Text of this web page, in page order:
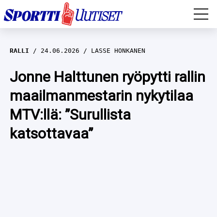
EM-YLEISURHEILU
JÄÄKIEKKO
YLEISURHEILU
WILMA HELTELÄ
TALVILAJIT
RALLI 24.06.2026 LASSE HONKANEN
Jonne Halttunen ryöpytti rallin
maailmanmestarin nykytilaa
MTV:llä: ”Surullista
katsottavaa”